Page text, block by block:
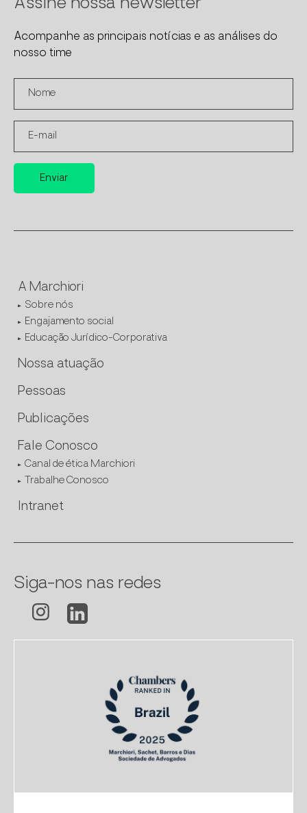
Assine nossa newsletter
Acompanhe as principais notícias e as análises do
nosso time
A Marchiori
Sobre nós
Engajamento social
Educação Jurídico-Corporativa
Nossa atuação
Pessoas
Publicações
Fale Conosco
Canal de ética Marchiori
Trabalhe Conosco
Intranet
Siga-nos nas redes